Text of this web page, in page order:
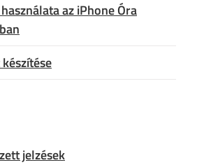
az iPhone Óra
jelzések